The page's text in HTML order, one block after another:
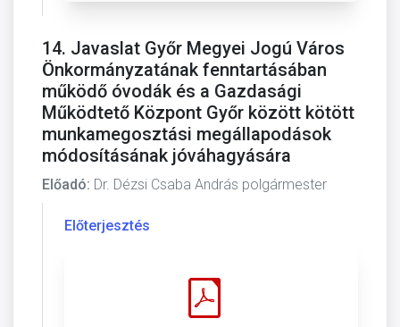
14. Javaslat Győr Megyei Jogú Város
Önkormányzatának fenntartásában
működő óvodák és a Gazdasági
Működtető Központ Győr között kötött
munkamegosztási megállapodások
módosításának jóváhagyására
Előadó: Dr. Dézsi Csaba András polgármester
Előterjesztés